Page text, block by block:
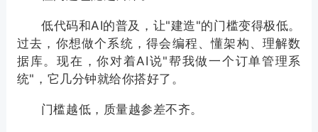
低代码和AI的普及，让"建造"的门槛变得极低。
过去，你想做个系统，得会编程、懂架构、理解数
据库。现在，你对着AI说"帮我做一个订单管理系
统"，它几分钟就给你搭好了。
门槛越低，质量越参差不齐。